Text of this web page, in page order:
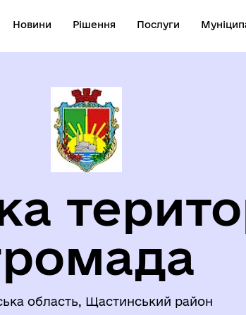
Новини Рішення Послуги
ТА
ЗАПОБІГАННЯ ТА ПРОТИДІЯ
НАСИЛЬСТВУ
ЄВРОІНТЕГРАЦІЯ
БЕЗБАР`ЄРНІСТЬ
область, Щастинський район